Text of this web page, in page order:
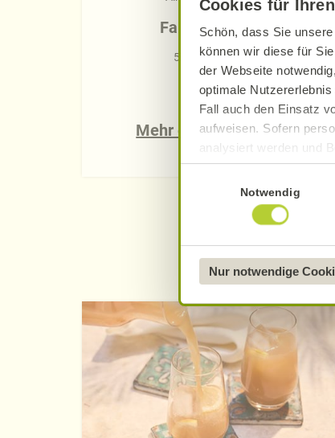
Cookies für
Schön, dass Sie
können wir diese für
der Webseite
optimale
Fall auch den Einsatz
aufweisen. Sofern
analysiert werden und
Datenverarbeitung und
Datenschutzerklärung
Näheres über uns
Notwendig
Nur notwendige
Farfalle
500 g
Mehr erfahren